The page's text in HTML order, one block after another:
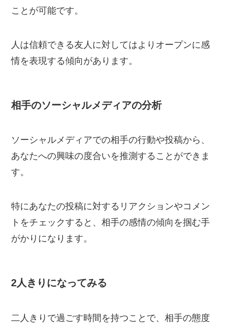
ことが可能です。
人は信頼できる友人に対してはよりオープンに感
情を表現する傾向があります。
相手のソーシャルメディアの分析
ソーシャルメディアでの相手の行動や投稿から、
あなたへの興味の度合いを推測することができま
す。
特にあなたの投稿に対するリアクションやコメン
トをチェックすると、相手の感情の傾向を掴む手
がかりになります。
2人きりになってみる
二人きりで過ごす時間を持つことで、相手の態度